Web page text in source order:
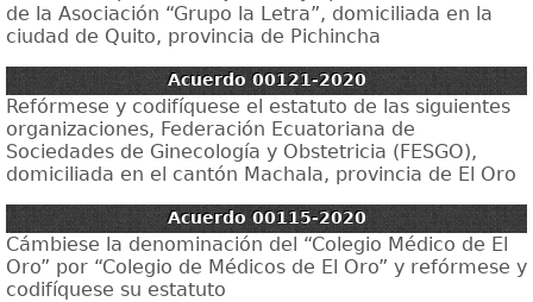
de la Asociación “Grupo la Letra”, domiciliada en la
ciudad de Quito, provincia de Pichincha
Acuerdo 00121-2020
Refórmese y codifíquese el estatuto de las siguientes
organizaciones, Federación Ecuatoriana de
Sociedades de Ginecología y Obstetricia (FESGO),
domiciliada en el cantón Machala, provincia de El Oro
Acuerdo 00115-2020
Cámbiese la denominación del “Colegio Médico de El
Oro” por “Colegio de Médicos de El Oro” y refórmese y
codifíquese su estatuto